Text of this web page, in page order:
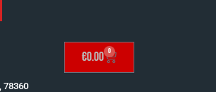
78360
€0.00 0